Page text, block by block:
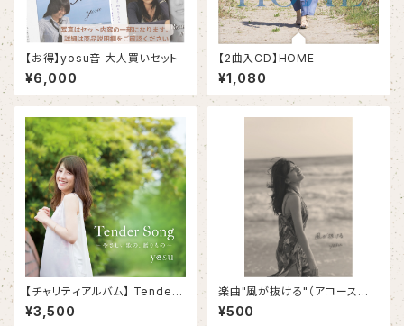
【お得】yosu音 大人買いセット
¥6,000
【2曲入CD】HOME
¥1,080
【チャリティアルバム】 Tender
Song〜 優しい歌の、贈りもの
〜
¥3,500
楽曲"風が抜ける"（アコースティ
ックバージョン)をダウンロード
できるポストカード
¥500